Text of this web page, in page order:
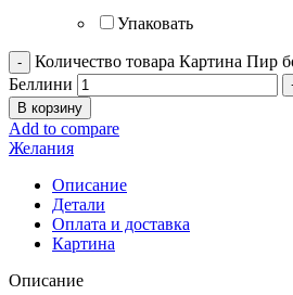
Упаковать
Количество товара Картина Пир
Беллини
В корзину
Add to compare
Желания
Описание
Детали
Оплата и доставка
Картина
Описание